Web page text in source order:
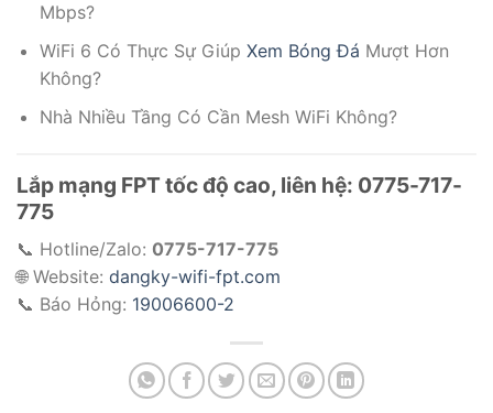
Mbps?
WiFi 6 Có Thực Sự Giúp Xem Bóng Đá Mượt Hơn
Không?
Nhà Nhiều Tầng Có Cần Mesh WiFi Không?
Lắp mạng FPT tốc độ cao, liên hệ: 0775-717-
775
📞 Hotline/Zalo: 0775-717-775
🌐 Website: dangky-wifi-fpt.com
📞 Báo Hỏng: 19006600-2